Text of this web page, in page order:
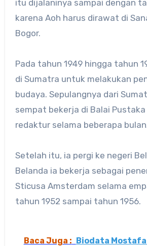
itu dijalaninya sampai dengan
karena Aoh harus dirawat di
Bogor.
Pada tahun 1949 hingga tahun
di Sumatra untuk melakukan
budaya. Sepulangnya dari
sempat bekerja di Balai
redaktur selama beberapa
Setelah itu, ia pergi ke negeri
Belanda ia bekerja sebagai
Sticusa Amsterdam selama
tahun 1952 sampai tahun 1956.
Baca Juga : Biodata